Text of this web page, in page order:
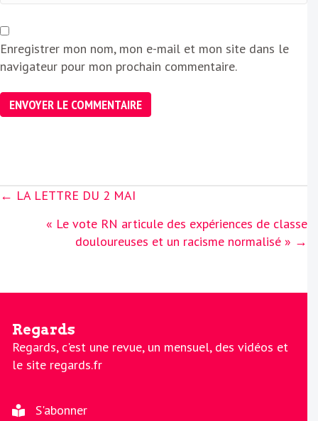
Enregistrer mon nom, mon e-mail et mon site dans le
navigateur pour mon prochain commentaire.
Posts
← LA LETTRE DU 2 MAI
« Le vote RN articule des expériences de classe
douloureuses et un racisme normalisé » →
Regards
Regards, c'est une revue, un mensuel, des vidéos et
le site regards.fr
S'abonner